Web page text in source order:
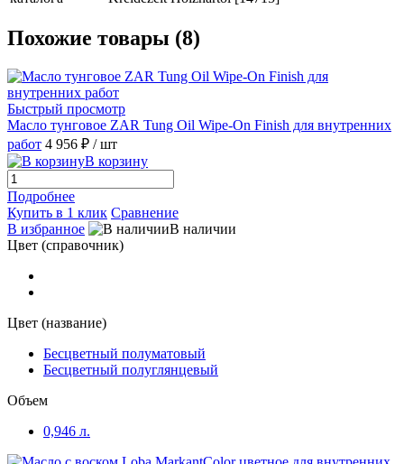
Похожие товары (8)
Быстрый просмотр
Масло тунговое ZAR Tung Oil Wipe-On Finish для внутренних
работ 4 956 ₽ / шт
В корзину
Подробнее
Купить в 1 клик Сравнение
В избранное
В наличии
Цвет (справочник)
Цвет (название)
Бесцветный полуматовый
Бесцветный полуглянцевый
Объем
0,946 л.